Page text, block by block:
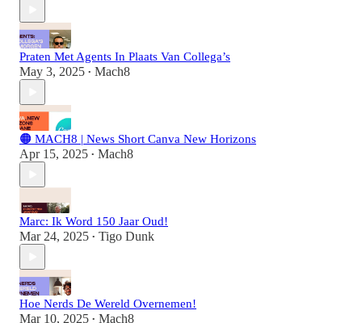
Praten Met Agents In Plaats Van Collega’s
May 3, 2025 • Mach8
🟠 MACH8 | News Short Canva New Horizons
Apr 15, 2025 • Mach8
Marc: Ik Word 150 Jaar Oud!
Mar 24, 2025 • Tigo Dunk
Hoe Nerds De Wereld Overnemen!
Mar 10, 2025 • Mach8